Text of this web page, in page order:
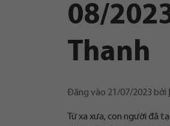
08/
Thanh
Đăng vào 21/07/2023 bởi
Từ xa xưa, con người đã